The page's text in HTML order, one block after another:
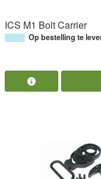
ICS M1 Bolt Carrier
Op bestelling te